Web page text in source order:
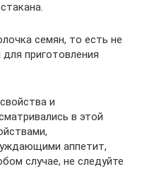
семян, то есть не
приготовления
и
в этой
аппетит,
случае, не следуйте